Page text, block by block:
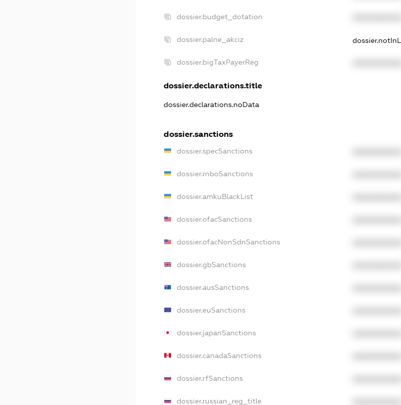
dossier.budget_dotation
dossier.palne_akciz
dossier.bigTaxPayerReg
dossier.declarations.title
dossier.declarations.noData
dossier.sanctions
dossier.specSanctions
dossier.rnboSanctions
dossier.amkuBlackList
dossier.ofacSanctions
dossier.ofacNonSdnSanctions
dossier.gbSanctions
dossier.ausSanctions
dossier.euSanctions
dossier.japanSanctions
dossier.canadaSanctions
dossier.rfSanctions
dossier.russian_reg_title